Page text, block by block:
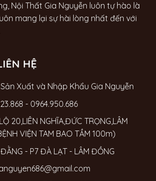
Nội Thất Gia Nguyễn luôn tự hào là
mang lại sự hài lòng nhất đến với
HỆ
Xuất và Nhập Khẩu Gia Nguyễn
- 0964.950.686
20,LIÊN NGHĨA,ĐỨC TRỌNG,LÂM
VIỆN TAM BAO TẦM 100m)
- P7 ĐÀ LẠT - LÂM ĐỒNG